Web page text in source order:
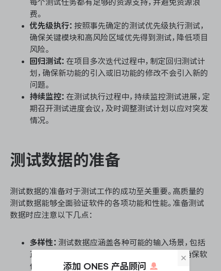
每个测试任务都有足够的资源支持，并避免资源浪
费。
优先级执行： 按照事先确定的测试优先级执行测试，
确保关键模块和高风险区域优先得到测试，降低项目
风险。
回归测试： 在项目多次迭代过程中，制定回归测试计
划，确保新功能的引入或旧功能的修改不会引入新的
问题。
持续监控： 在测试执行过程中，持续监控测试进展，定
期召开测试进度会议，及时调整测试计划以应对突发
情况。
测试数据的准备
测试数据的准备对于测试工作的成功至关重要。高质量的
测试数据能够全面验证软件的各项功能和性能。准备测试
数据时应注意以下几点：
多样性： 测试数据应涵盖各种可能的输入场景，包括
正常输入、异常输入、边界条件、极端情况等，确保软
件在各种情况下都能正确运行。
×
添加 ONES 产品顾问